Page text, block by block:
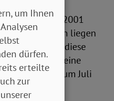
1. Januar 2001
Rentenbeginn liegen
und VdK sind diese
dann würde eine
erst zum Juli
zu spät
um Ihnen
dürfen.
erteilte
zur